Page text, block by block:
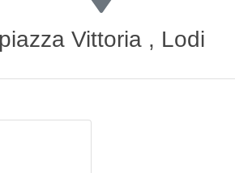
piazza Vittoria , Lodi